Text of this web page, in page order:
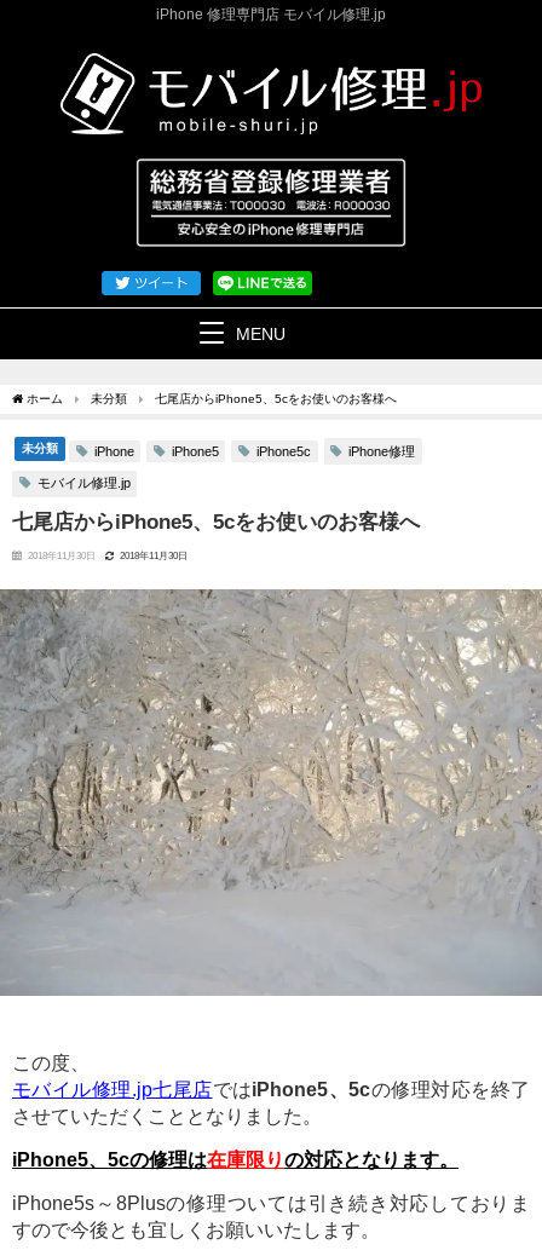
iPhone 修理専門店 モバイル修理.jp
MENU
ホーム 未分類 七尾店からiPhone5、5cをお使いのお客様へ
未分類 iPhone iPhone5 iPhone5c iPhone修理
モバイル修理.jp
七尾店からiPhone5、5cをお使いのお客様へ
2018年11月30日 2018年11月30日
この度、
モバイル修理.jp七尾店ではiPhone5、5cの修理対応を終了
させていただくこととなりました。
iPhone5、5cの修理は在庫限りの対応となります。
iPhone5s～8Plusの修理ついては引き続き対応しておりま
すので今後とも宜しくお願いいたします。